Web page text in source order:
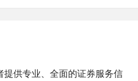
供专业、全面的证券服务信